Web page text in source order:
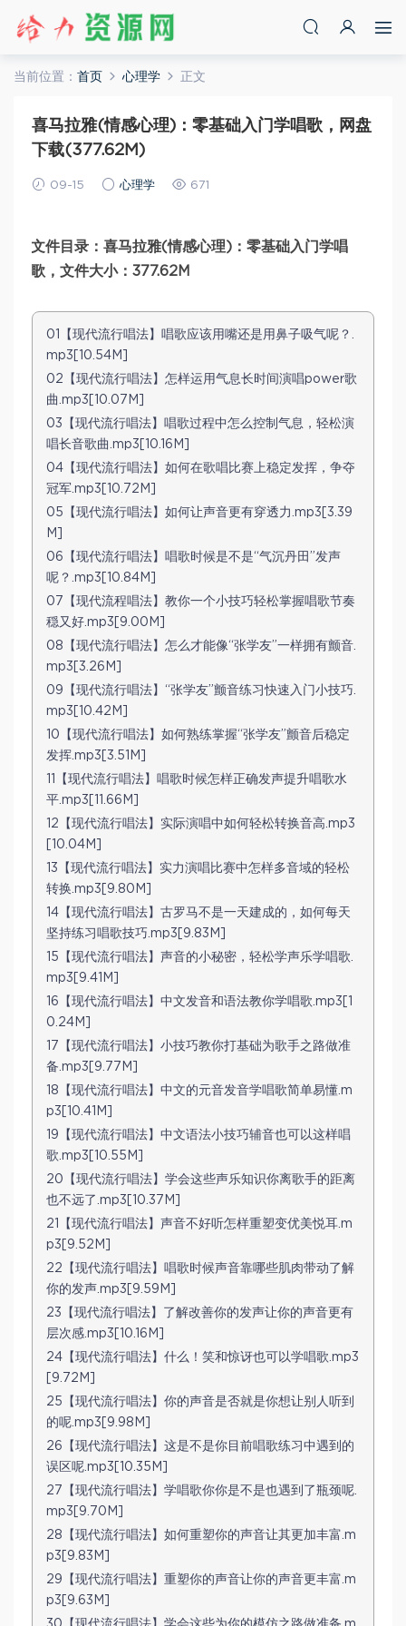
当前位置： 首页 心理学 正文
喜马拉雅(情感心理)：零基础入门学唱歌，网盘
下载(377.62M)
09-15 心理学 671
文件目录：喜马拉雅(情感心理)：零基础入门学唱
歌，文件大小：377.62M
01【现代流行唱法】唱歌应该用嘴还是用鼻子吸气呢？.
mp3[10.54M]
02【现代流行唱法】怎样运用气息长时间演唱power歌
曲.mp3[10.07M]
03【现代流行唱法】唱歌过程中怎么控制气息，轻松演
唱长音歌曲.mp3[10.16M]
04【现代流行唱法】如何在歌唱比赛上稳定发挥，争夺
冠军.mp3[10.72M]
05【现代流行唱法】如何让声音更有穿透力.mp3[3.39
M]
06【现代流行唱法】唱歌时候是不是“气沉丹田”发声
呢？.mp3[10.84M]
07【现代流程唱法】教你一个小技巧轻松掌握唱歌节奏
穏又好.mp3[9.00M]
08【现代流行唱法】怎么才能像“张学友”一样拥有颤音.
mp3[3.26M]
09【现代流行唱法】“张学友”颤音练习快速入门小技巧.
mp3[10.42M]
10【现代流行唱法】如何熟练掌握“张学友”颤音后稳定
发挥.mp3[3.51M]
11【现代流行唱法】唱歌时候怎样正确发声提升唱歌水
平.mp3[11.66M]
12【现代流行唱法】实际演唱中如何轻松转换音高.mp3
[10.04M]
13【现代流行唱法】实力演唱比赛中怎样多音域的轻松
转换.mp3[9.80M]
14【现代流行唱法】古罗马不是一天建成的，如何每天
坚持练习唱歌技巧.mp3[9.83M]
15【现代流行唱法】声音的小秘密，轻松学声乐学唱歌.
mp3[9.41M]
16【现代流行唱法】中文发音和语法教你学唱歌.mp3[1
0.24M]
17【现代流行唱法】小技巧教你打基础为歌手之路做准
备.mp3[9.77M]
18【现代流行唱法】中文的元音发音学唱歌简单易懂.m
p3[10.41M]
19【现代流行唱法】中文语法小技巧辅音也可以这样唱
歌.mp3[10.55M]
20【现代流行唱法】学会这些声乐知识你离歌手的距离
也不远了.mp3[10.37M]
21【现代流行唱法】声音不好听怎样重塑变优美悦耳.m
p3[9.52M]
22【现代流行唱法】唱歌时候声音靠哪些肌肉带动了解
你的发声.mp3[9.59M]
23【现代流行唱法】了解改善你的发声让你的声音更有
层次感.mp3[10.16M]
24【现代流行唱法】什么！笑和惊讶也可以学唱歌.mp3
[9.72M]
25【现代流行唱法】你的声音是否就是你想让别人听到
的呢.mp3[9.98M]
26【现代流行唱法】这是不是你目前唱歌练习中遇到的
误区呢.mp3[10.35M]
27【现代流行唱法】学唱歌你你是不是也遇到了瓶颈呢.
mp3[9.70M]
28【现代流行唱法】如何重塑你的声音让其更加丰富.m
p3[9.83M]
29【现代流行唱法】重塑你的声音让你的声音更丰富.m
p3[9.63M]